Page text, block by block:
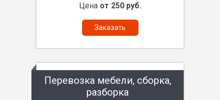
Цена от 250 руб.
Заказать
Перевозка мебели, сборка,
разборка